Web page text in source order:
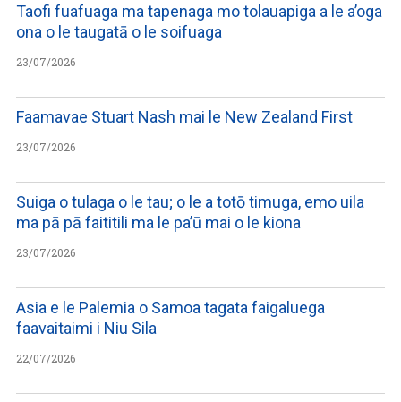
Taofi fuafuaga ma tapenaga mo tolauapiga a le a’oga
ona o le taugatā o le soifuaga
23/07/2026
Faamavae Stuart Nash mai le New Zealand First
23/07/2026
Suiga o tulaga o le tau; o le a totō timuga, emo uila
ma pā pā faititili ma le pa’ū mai o le kiona
23/07/2026
Asia e le Palemia o Samoa tagata faigaluega
faavaitaimi i Niu Sila
22/07/2026